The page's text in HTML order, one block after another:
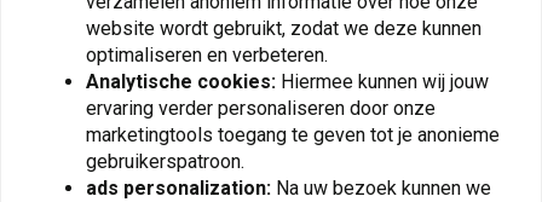
MOTORCYCLES UNITED
14-Delige
Bandenreparatieset
€12,48 €24,95
Handgreep Passagier
Links | Zwart
website wordt gebruikt, zodat we deze kunnen
optimaliseren en verbeteren.
Analytische cookies: Hiermee kunnen wij jouw
ervaring verder personaliseren door onze
marketingtools toegang te geven tot je anonieme
gebruikerspatroon.
ads personalization: Na uw bezoek kunnen we